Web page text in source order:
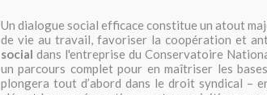
Un dialogue social efficace constitue un atout
de vie au travail, favoriser la coopération et
social dans l'entreprise du Conservatoire
un parcours complet pour en maîtriser les
plongera tout d’abord dans le droit syndical –